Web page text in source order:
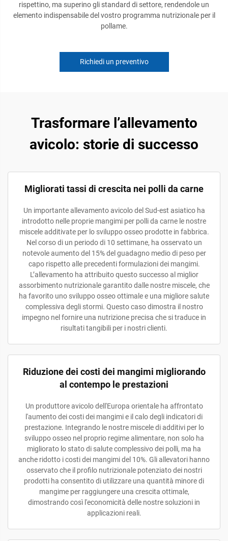
rispettino, ma superino gli standard di settore, rendendole un
elemento indispensabile del vostro programma nutrizionale per il
pollame.
Richiedi un preventivo
Trasformare l’allevamento
avicolo: storie di successo
Migliorati tassi di crescita nei polli da carne
Un importante allevamento avicolo del Sud-est asiatico ha
introdotto nelle proprie mangimi per polli da carne le nostre
miscele additivate per lo sviluppo osseo prodotte in fabbrica.
Nel corso di un periodo di 10 settimane, ha osservato un
notevole aumento del 15% del guadagno medio di peso per
capo rispetto alle precedenti formulazioni dei mangimi.
L’allevamento ha attribuito questo successo al miglior
assorbimento nutrizionale garantito dalle nostre miscele, che
ha favorito uno sviluppo osseo ottimale e una migliore salute
complessiva degli stormi. Questo caso dimostra il nostro
impegno nel fornire una nutrizione precisa che si traduce in
risultati tangibili per i nostri clienti.
Riduzione dei costi dei mangimi migliorando
al contempo le prestazioni
Un produttore avicolo dell'Europa orientale ha affrontato
l'aumento dei costi dei mangimi e il calo degli indicatori di
prestazione. Integrando le nostre miscele di additivi per lo
sviluppo osseo nel proprio regime alimentare, non solo ha
migliorato lo stato di salute complessivo dei polli, ma ha
anche ridotto i costi dei mangimi del 10%. Gli allevatori hanno
osservato che il profilo nutrizionale potenziato dei nostri
prodotti ha consentito di utilizzare una quantità minore di
mangime per raggiungere una crescita ottimale,
dimostrando così l'economicità delle nostre soluzioni in
applicazioni reali.